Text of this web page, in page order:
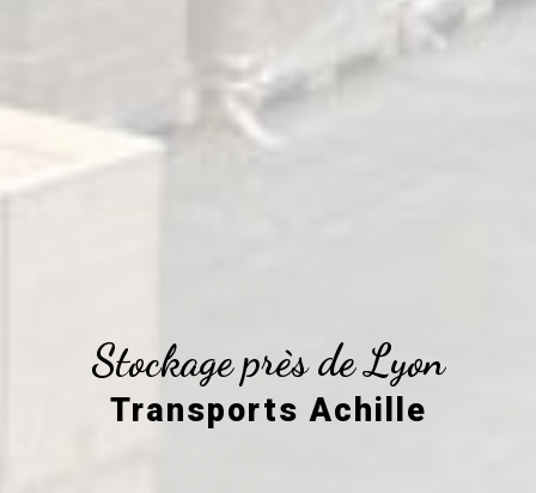
Stockage près de Lyon
Transports Achille